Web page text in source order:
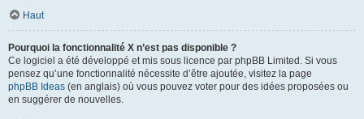
Haut
Pourquoi la fonctionnalité X n’est pas disponible ?
Ce logiciel a été développé et mis sous licence par phpBB Limited. Si vous
pensez qu’une fonctionnalité nécessite d’être ajoutée, visitez la page
phpBB Ideas (en anglais) où vous pouvez voter pour des idées proposées ou
en suggérer de nouvelles.